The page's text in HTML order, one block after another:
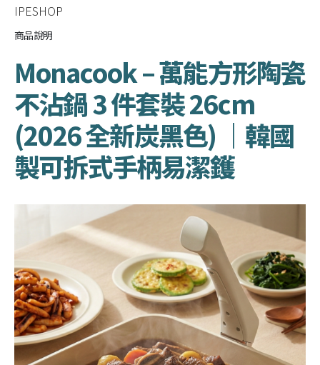
IPESHOP
商品說明
Monacook – 萬能方形陶瓷
不沾鍋 3 件套裝 26cm
(2026 全新炭黑色) ｜韓國
製可拆式手柄易潔鑊